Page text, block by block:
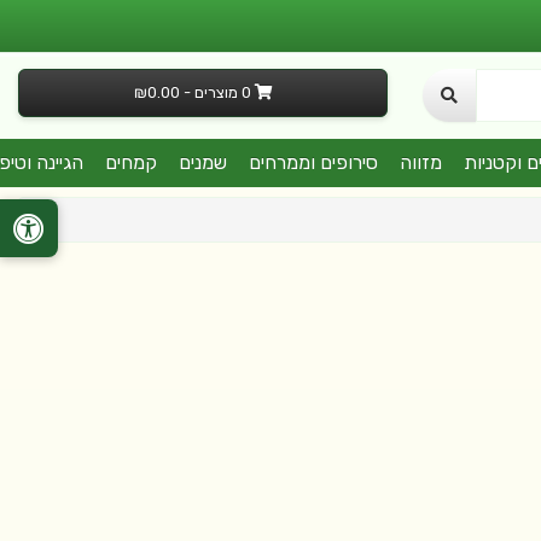
0 מוצרים - ₪0.00
וקטניות מזווה סירופים וממרחים שמנים קמחים הגיינה